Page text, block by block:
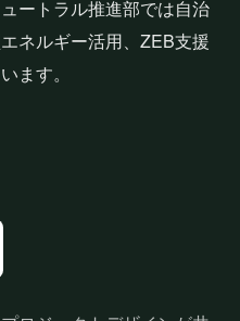
ートラル推進部では自治
ネルギー活用、ZEB支援
ます。